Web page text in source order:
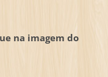
na imagem do